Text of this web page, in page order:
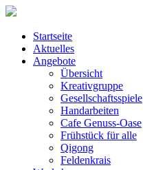
Startseite
Aktuelles
Angebote
Übersicht
Kreativgruppe
Gesellschaftsspiele
Handarbeiten
Cafe Genuss-Oase
Frühstück für alle
Qigong
Feldenkrais